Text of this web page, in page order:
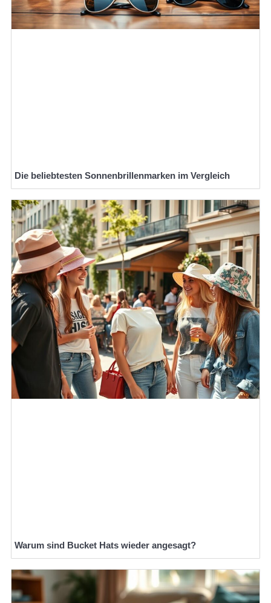
Die beliebtesten Sonnenbrillenmarken im Vergleich
Warum sind Bucket Hats wieder angesagt?